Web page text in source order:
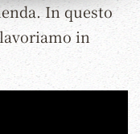
In questo
in